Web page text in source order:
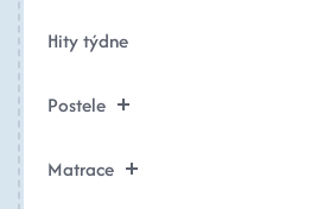
Hity týdne
Postele
Matrace